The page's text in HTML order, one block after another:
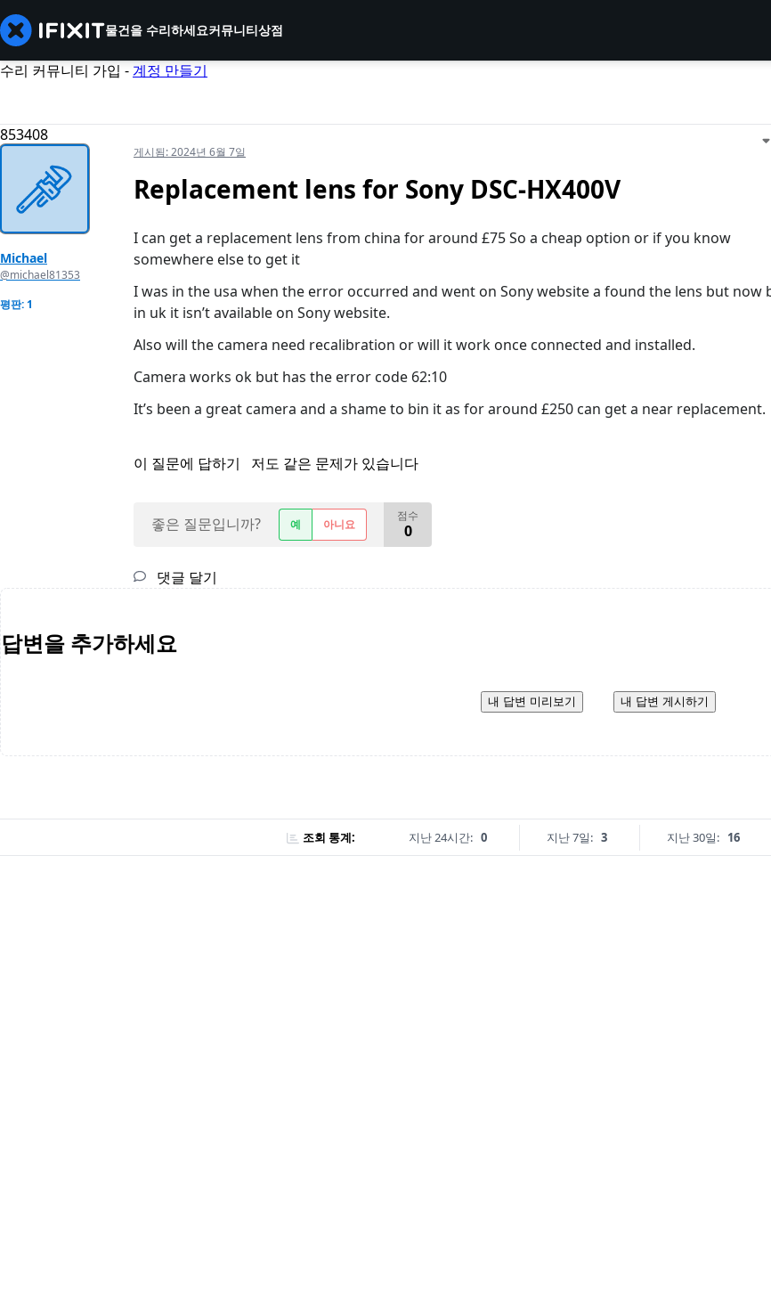
물건을 수리하세요커뮤니티상점
수리 커뮤니티 가입 -계정 만들기
853408
Michael
@michael81353
평판: 1
게시됨:2024년 6월 7일
Replacement lens for Sony DSC-HX400V
I can get a replacement lens from china for around £75 So a cheap option or if you know
somewhere else to get it
I was in the usa when the error occurred and went on Sony website a found the lens but now
in uk it isn’t available on Sony website.
Also will the camera need recalibration or will it work once connected and installed.
Camera works ok but has the error code 62:10
It’s been a great camera and a shame to bin it as for around £250 can get a near replacement.
이 질문에 답하기 저도 같은 문제가 있습니다
좋은 질문입니까? 예 아니요
점수
0
댓글 달기
답변을 추가하세요
내 답변 미리보기 내 답변 게시하기
조회 통계: 지난 24시간: 0 지난 7일: 3 지난 30일: 16